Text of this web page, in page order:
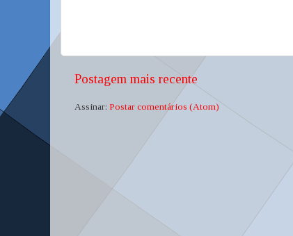
Postagem mais recente
Assinar: Postar comentários (Atom)